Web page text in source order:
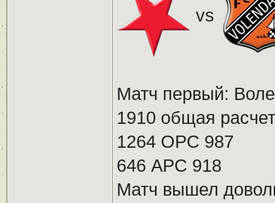
vs
Матч первый:
1910 общая
1264 ОРС 987
646 АРС 918
Матч вышел